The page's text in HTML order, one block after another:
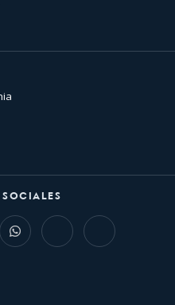
SOCIALES
WhatsappBluesky Threads